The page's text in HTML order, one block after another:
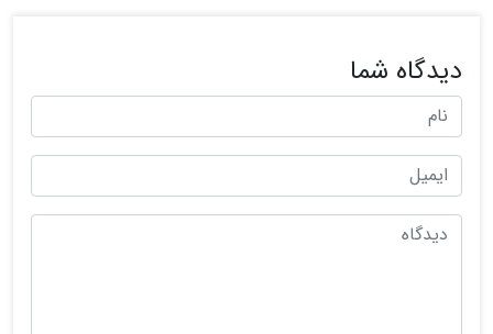
دیدگاه شما